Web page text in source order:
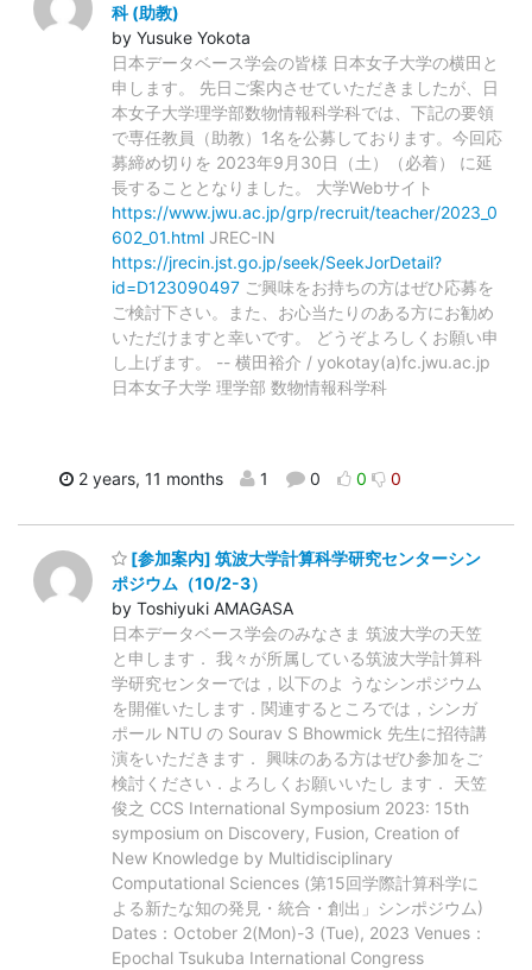
科 (助教)
by Yusuke Yokota
日本データベース学会の皆様 日本女子大学の横田と
申します。 先日ご案内させていただきましたが、日
本女子大学理学部数物情報科学科では、下記の要領
で専任教員（助教）1名を公募しております。今回応
募締め切りを 2023年9月30日（土）（必着） に延
長することとなりました。 大学Webサイト
https://www.jwu.ac.jp/grp/recruit/teacher/2023_0
602_01.html JREC-IN
https://jrecin.jst.go.jp/seek/SeekJorDetail?
id=D123090497 ご興味をお持ちの方はぜひ応募を
ご検討下さい。また、お心当たりのある方にお勧め
いただけますと幸いです。 どうぞよろしくお願い申
し上げます。 -- 横田裕介 / yokotay(a)fc.jwu.ac.jp
日本女子大学 理学部 数物情報科学科
2 years, 11 months 1 0 0 0
[参加案内] 筑波大学計算科学研究センターシン
ポジウム（10/2-3）
by Toshiyuki AMAGASA
日本データベース学会のみなさま 筑波大学の天笠
と申します． 我々が所属している筑波大学計算科
学研究センターでは，以下のよ うなシンポジウム
を開催いたします．関連するところでは，シンガ
ポール NTU の Sourav S Bhowmick 先生に招待講
演をいただきます． 興味のある方はぜひ参加をご
検討ください．よろしくお願いいたし ます． 天笠
俊之 CCS International Symposium 2023: 15th
symposium on Discovery, Fusion, Creation of
New Knowledge by Multidisciplinary
Computational Sciences (第15回学際計算科学に
よる新たな知の発見・統合・創出」シンポジウム)
Dates：October 2(Mon)-3 (Tue), 2023 Venues：
Epochal Tsukuba International Congress